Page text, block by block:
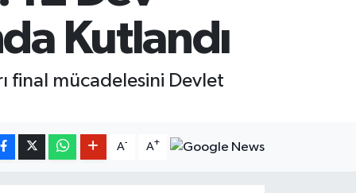
Kutlandı
final mücadelesini Devlet
A- A+